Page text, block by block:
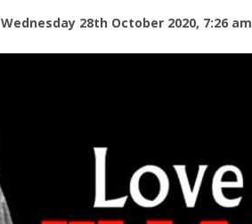
Wednesday 28th October 2020, 7:26 am